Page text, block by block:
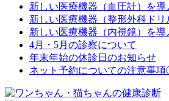
新しい医療機器（血圧計）を導
新しい医療機器（整形外科ドリ
新しい医療機器（内視鏡）を導
4月・5月の診察について
年末年始の休診日のお知らせ
ネット予約についての注意事